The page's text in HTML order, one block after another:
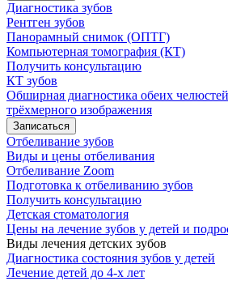
Диагностика зубов
Рентген зубов
Панорамный снимок (ОПТГ)
Компьютерная томография (КТ)
Получить консультацию
КТ зубов
Обширная диагностика обеих
трёхмерного изображения
Записаться
Отбеливание зубов
Виды и цены отбеливания
Отбеливание Zoom
Подготовка к отбеливанию зубов
Получить консультацию
Детская стоматология
Цены на лечение зубов у детей и
Виды лечения детских зубов
Диагностика состояния зубов у детей
Лечение детей до 4-х лет